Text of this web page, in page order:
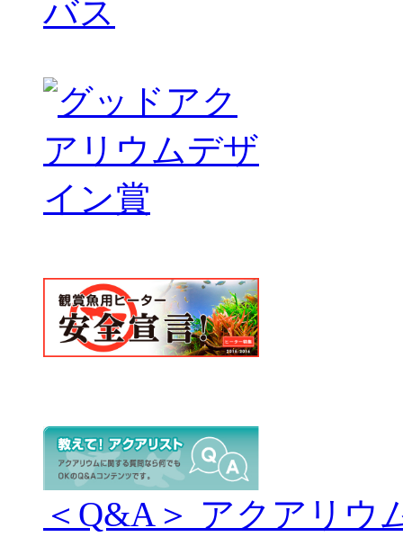
＜Q&A＞ アクアリウ